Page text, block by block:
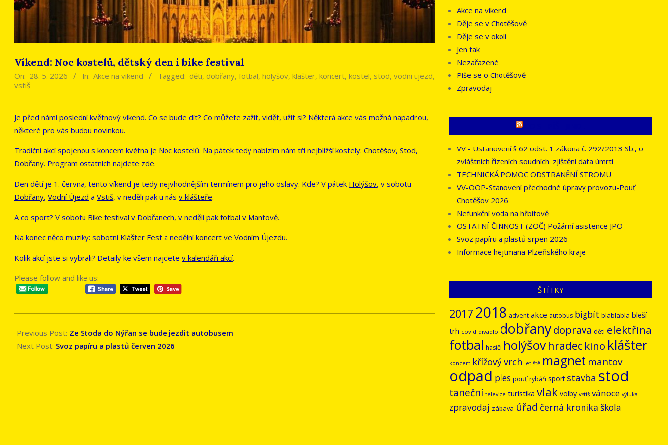
Víkend: Noc kostelů, dětský den i bike festival
On: 28. 5. 2026 In: Akce na víkend Tagged: děti, dobřany, fotbal, holýšov, klášter, koncert, kostel, stod, vodní újezd,
vstiš
Je před námi poslední květnový víkend. Co se bude dít? Co můžete zažít, vidět, užít si? Některá akce vás možná napadnou,
některé pro vás budou novinkou.
Tradiční akcí spojenou s koncem května je Noc kostelů. Na pátek tedy nabízím nám tři nejbližší kostely: Chotěšov, Stod,
Dobřany. Program ostatních najdete zde.
Den dětí je 1. června, tento víkend je tedy nejvhodnějším termínem pro jeho oslavy. Kde? V pátek Holýšov, v sobotu
Dobřany, Vodní Újezd a Vstiš, v neděli pak u nás v klášteře.
A co sport? V sobotu Bike festival v Dobřanech, v neděli pak fotbal v Mantově.
Na konec něco muziky: sobotní Klášter Fest a nedělníkoncert ve Vodním Újezdu.
Kolik akcí jste si vybrali? Detaily ke všem najdete v kalendáři akcí.
Please follow and like us:
05-
28
Previous Post: Ze Stoda do Nýřan se bude jezdit autobusem
Next Post: Svoz papíru a plastů červen 2026
Akce na víkend
Děje se v Chotěšově
Děje se v okolí
Jen tak
Nezařazené
Píše se o Chotěšově
Zpravodaj
VV - Ustanovení § 62 odst. 1 zákona č. 292/2013 Sb., o
zvláštních řízeních soudních_zjištění data úmrtí
TECHNICKÁ POMOC ODSTRANĚNÍ STROMU
VV-OOP-Stanovení přechodné úpravy provozu-Pouť
Chotěšov 2026
Nefunkční voda na hřbitově
OSTATNÍ ČINNOST (ZOČ) Požární asistence JPO
Svoz papíru a plastů srpen 2026
Informace hejtmana Plzeňského kraje
ŠTÍTKY
2017 2018 advent akce autobus bigbít blablabla bleší
trh covid divadlo dobřanydoprava děti elektřina
fotbal hasiči holýšov hradec kino klášter
koncert křížový vrch letiště magnet mantov
odpad ples pouť rybáři sport stavba stod
taneční televize turistika vlak volby vstiš vánoce výluka
zpravodaj zábava úřad černá kronika škola